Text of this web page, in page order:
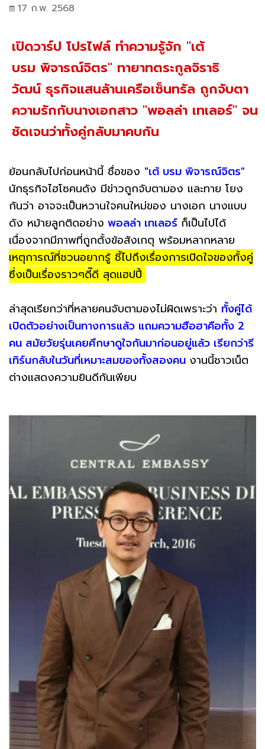
17 ก.พ. 2568
เปิดวาร์ป โปรไฟล์ ทำความรู้จัก "เต้
บรม พิจารณ์จิตร" ทายาทตระกูลจิราธิ
วัฒน์ ธุรกิจแสนล้านเครือเซ็นทรัล ถูกจับตา
ความรักกับนางเอกสาว "พอลล่า เทเลอร์" จน
ชัดเจนว่าทั้งคู่กลับมาคบกัน
ย้อนกลับไปก่อนหน้านี้ ชื่อของ "เต้ บรม พิจารณ์จิตร"
นักธุรกิจไฮโซคนดัง มีข่าวถูกจับตามอง และทาย โยง
กันว่า อาจจะเป็นหวานใจคนใหม่ของ นางเอก นางแบบ
ดัง หม้ายลูกติดอย่าง พอลล่า เทเลอร์ ก็เป็นไปได้
เนื่องจากมีภาพที่ถูกตั้งข้อสังเกตุ พร้อมหลากหลาย
เหตุการณ์ที่ชวนอยากรู้ ชี้ไปถึงเรื่องการเปิดใจของทั้งคู่
ซึ่งเป็นเรื่องราวๆดี๊ดี สุดแฮปปี้
ล่าสุดเรียกว่าที่หลายคนจับตามองไม่ผิดเพราะว่า ทั้งคู่ได้
เปิดตัวอย่างเป็นทางการแล้ว แถมความฮือฮาคือทั้ง 2
คน สมัยวัยรุ่นเคยศึกษาดูใจกันมาก่อนอยู่แล้ว เรียกว่ารี
เทิร์นกลับในวันที่เหมาะสมของทั้งสองคน งานนี้ชาวเน็ต
ต่างแสดงความยินดีกันเพียบ